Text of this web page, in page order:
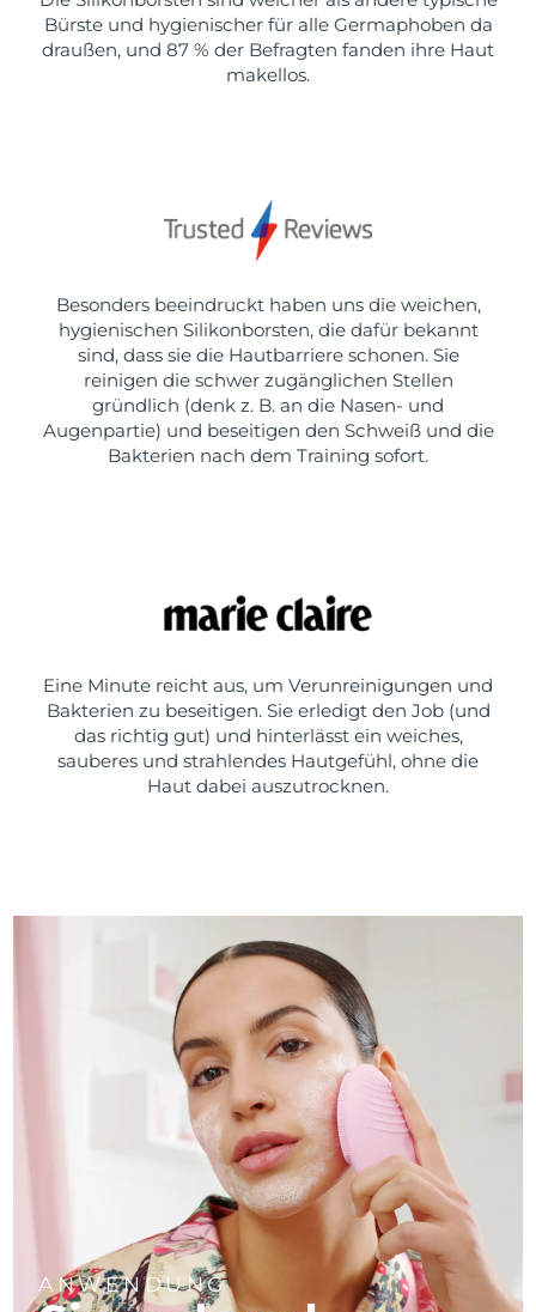
Bürste und hygienischer für alle Germaphoben da
draußen, und 87 % der Befragten fanden ihre Haut
makellos.
Besonders beeindruckt haben uns die weichen,
hygienischen Silikonborsten, die dafür bekannt
sind, dass sie die Hautbarriere schonen. Sie
reinigen die schwer zugänglichen Stellen
gründlich (denk z. B. an die Nasen- und
Augenpartie) und beseitigen den Schweiß und die
Bakterien nach dem Training sofort.
Eine Minute reicht aus, um Verunreinigungen und
Bakterien zu beseitigen. Sie erledigt den Job (und
das richtig gut) und hinterlässt ein weiches,
sauberes und strahlendes Hautgefühl, ohne die
Haut dabei auszutrocknen.
ANWENDUNG